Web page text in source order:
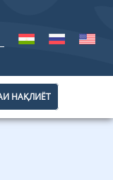
НАҚЛИЁТ